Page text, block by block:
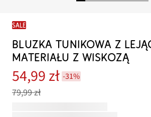
SALE
BLUZKA TUNIKOWA Z
MATERIAŁU Z WISKOZĄ
54,99 zł -31%
79,99 zł